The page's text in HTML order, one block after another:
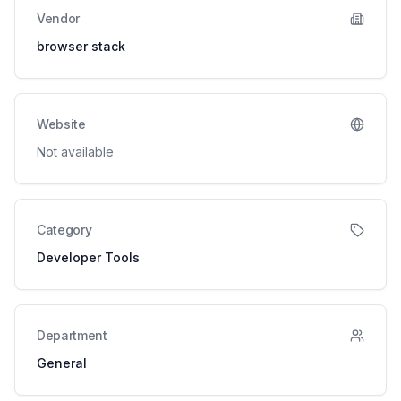
Vendor
browser stack
Website
Not available
Category
Developer Tools
Department
General